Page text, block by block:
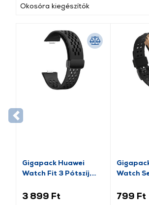
Okosóra kiegészítők
Gigapack Huawei
Watch Fit 3 Pótszíj,
3 899 Ft
Watch
fekete/
799 Ft